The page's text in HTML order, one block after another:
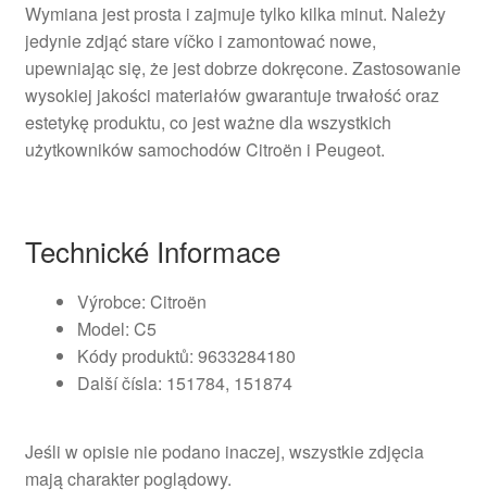
Wymiana jest prosta i zajmuje tylko kilka minut. Należy
jedynie zdjąć stare víčko i zamontować nowe,
upewniając się, że jest dobrze dokręcone. Zastosowanie
wysokiej jakości materiałów gwarantuje trwałość oraz
estetykę produktu, co jest ważne dla wszystkich
użytkowników samochodów Citroën i Peugeot.
Technické Informace
Výrobce: Citroën
Model: C5
Kódy produktů: 9633284180
Další čísla: 151784, 151874
Jeśli w opisie nie podano inaczej, wszystkie zdjęcia
mają charakter poglądowy.